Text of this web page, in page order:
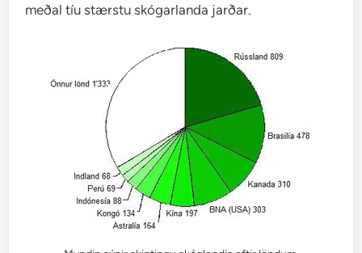
meðal tíu stærstu skógarlanda jarðar.